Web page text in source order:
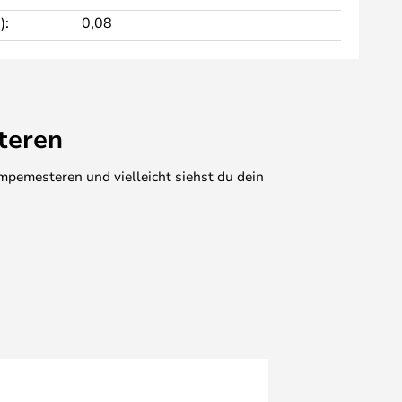
0,08
und vielleicht siehst du dein